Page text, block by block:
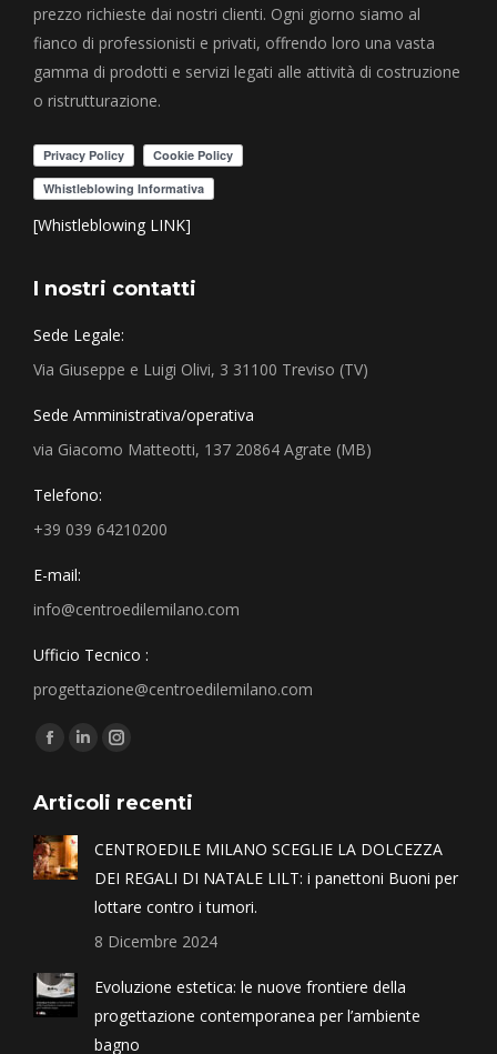
prezzo richieste dai nostri clienti. Ogni giorno siamo al
fianco di professionisti e privati, offrendo loro una vasta
gamma di prodotti e servizi legati alle attività di costruzione
o ristrutturazione.
[Whistleblowing LINK]
I nostri contatti
Sede Legale:
Via Giuseppe e Luigi Olivi, 3 31100 Treviso (TV)
Sede Amministrativa/operativa
via Giacomo Matteotti, 137 20864 Agrate (MB)
Telefono:
+39 039 64210200
E-mail:
info@centroedilemilano.com
Ufficio Tecnico :
progettazione@centroedilemilano.com
Find us on:
Articoli recenti
CENTROEDILE MILANO SCEGLIE LA DOLCEZZA
DEI REGALI DI NATALE LILT: i panettoni Buoni per
lottare contro i tumori.
8 Dicembre 2024
Evoluzione estetica: le nuove frontiere della
progettazione contemporanea per l’ambiente
bagno